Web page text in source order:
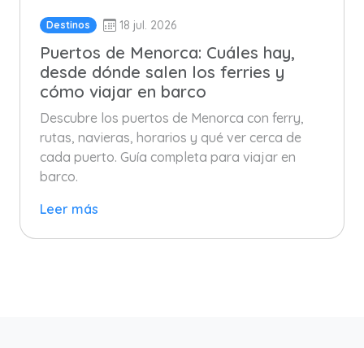
Destinos 18 jul. 2026
Puertos de Menorca: Cuáles hay,
desde dónde salen los ferries y
cómo viajar en barco
Descubre los puertos de Menorca con ferry,
rutas, navieras, horarios y qué ver cerca de
cada puerto. Guía completa para viajar en
barco.
Leer más